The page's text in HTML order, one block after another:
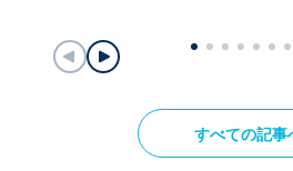
すべての記事